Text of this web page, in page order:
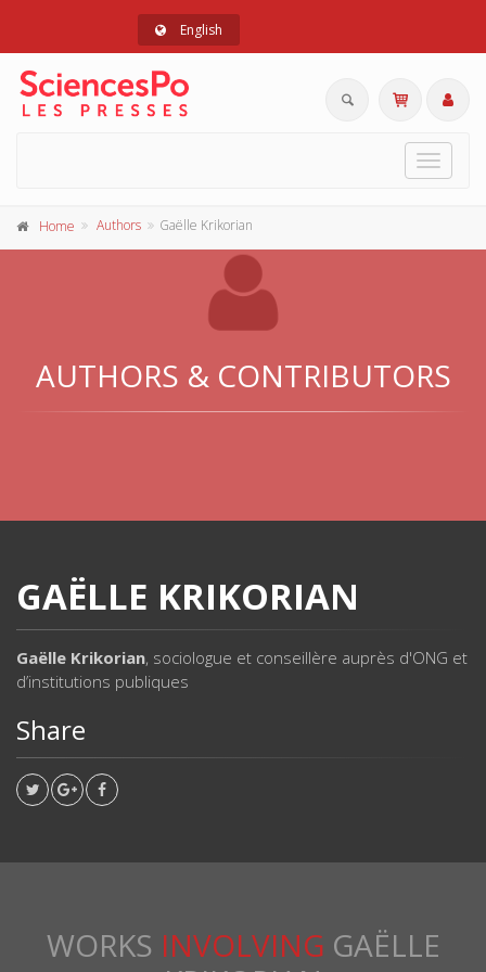
English
Toggle
Home Authors Gaëlle Krikorian
AUTHORS & CONTRIBUTORS
GAËLLE KRIKORIAN
Gaëlle Krikorian, sociologue et conseillère auprès d'ONG et
d’institutions publiques
Share
WORKS INVOLVING GAËLLE